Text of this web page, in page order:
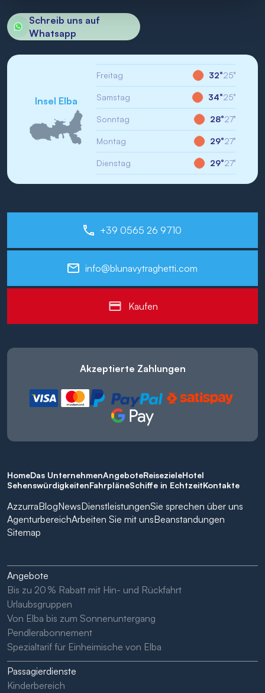
Schreib uns auf
Whatsapp
Insel Elba
Freitag 32°25°
Samstag 34°25°
Sonntag 28°27°
Montag 29°27°
Dienstag 29°27°
+39 0565 26 9710
info@blunavytraghetti.com
Kaufen
Akzeptierte Zahlungen
HomeDas UnternehmenAngeboteReisezieleHotel
SehenswürdigkeitenFahrpläneSchiffe in EchtzeitKontakte
AzzurraBlogNewsDienstleistungenSie sprechen über uns
AgenturbereichArbeiten Sie mit unsBeanstandungen
Sitemap
Angebote
Bis zu 20 % Rabatt mit Hin- und Rückfahrt
Urlaubsgruppen
Von Elba bis zum Sonnenuntergang
Pendlerabonnement
Spezialtarif für Einheimische von Elba
Passagierdienste
Kinderbereich